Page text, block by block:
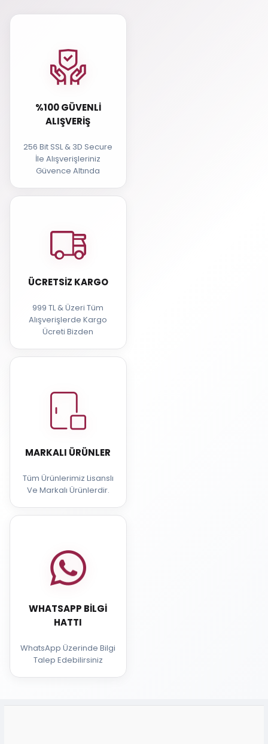
%100 GÜVENLI
ALIŞVERIŞ
256 Bit SSL & 3D Secure
İle Alışverişleriniz
Güvence Altında
ÜCRETSIZ KARGO
999 TL & Üzeri Tüm
Alışverişlerde Kargo
Ücreti Bizden
MARKALI ÜRÜNLER
Tüm Ürünlerimiz Lisanslı
Ve Markalı Ürünlerdir.
WHATSAPP BILGI
HATTI
WhatsApp Üzerinde Bilgi
Talep Edebilirsiniz